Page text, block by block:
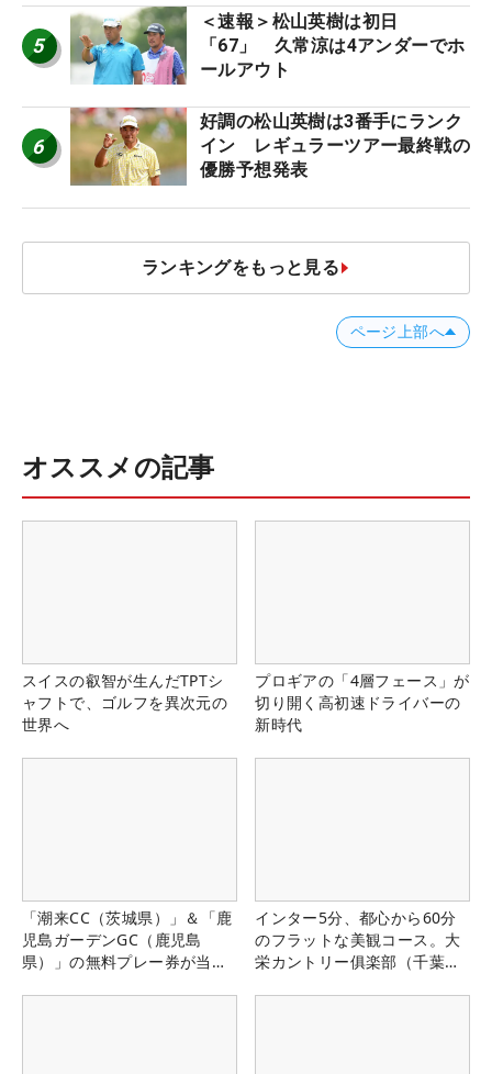
5
＜速報＞松山英樹は初日
「67」 久常涼は4アンダーでホ
ールアウト
6
好調の松山英樹は3番手にランク
イン レギュラーツアー最終戦の
優勝予想発表
ランキングをもっと見る
ページ上部へ
オススメの記事
スイスの叡智が生んだTPTシ
ャフトで、ゴルフを異次元の
世界へ
プロギアの「4層フェース」が
切り開く高初速ドライバーの
新時代
「潮来CC（茨城県）」＆「鹿
児島ガーデンGC（鹿児島
県）」の無料プレー券が当た
インター5分、都心から60分
のフラットな美観コース。大
栄カントリー俱楽部（千葉